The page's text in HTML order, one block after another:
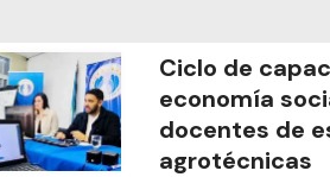
Ciclo de
economía
docentes de
agrotécnicas